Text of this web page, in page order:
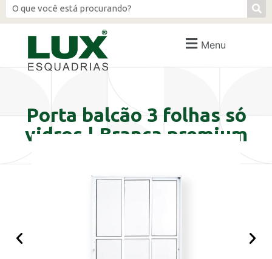
Menu
Porta balcão 3 folhas só
vidros | Branca premium